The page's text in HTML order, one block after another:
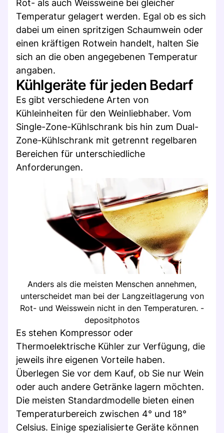
Rot- als auch Weissweine bei gleicher
Temperatur gelagert werden. Egal ob es sich
dabei um einen spritzigen Schaumwein oder
einen kräftigen Rotwein handelt, halten Sie
sich an die oben angegebenen Temperatur
angaben.
Kühlgeräte für jeden Bedarf
Es gibt verschiedene Arten von
Kühleinheiten für den Weinliebhaber. Vom
Single-Zone-Kühlschrank bis hin zum Dual-
Zone-Kühlschrank mit getrennt regelbaren
Bereichen für unterschiedliche
Anforderungen.
Anders als die meisten Menschen annehmen,
unterscheidet man bei der Langzeitlagerung von
Rot- und Weisswein nicht in den Temperaturen. -
depositphotos
Es stehen Kompressor oder
Thermoelektrische Kühler zur Verfügung, die
jeweils ihre eigenen Vorteile haben.
Überlegen Sie vor dem Kauf, ob Sie nur Wein
oder auch andere Getränke lagern möchten.
Die meisten Standardmodelle bieten einen
Temperaturbereich zwischen 4° und 18°
Celsius. Einige spezialisierte Geräte können